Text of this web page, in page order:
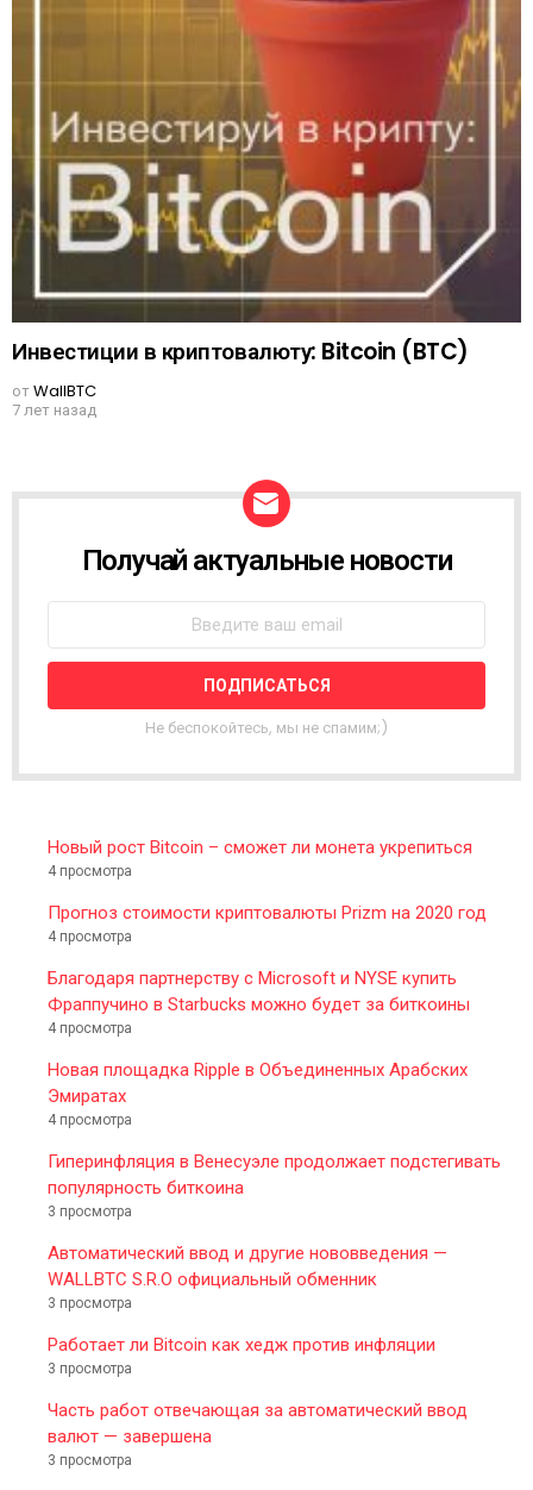
Инвестиции в криптовалюту: Bitcoin (BTC)
отWallBTC
7 лет назад
W
L
T
R
Получай актуальные новости
Не беспокойтесь, мы не спамим;)
Новый рост Bitcoin – сможет ли монета укрепиться
4 просмотра
Прогноз стоимости криптовалюты Prizm на 2020 год
4 просмотра
Благодаря партнерству с Microsoft и NYSE купить
Фраппучино в Starbucks можно будет за биткоины
4 просмотра
Новая площадка Ripple в Объединенных Арабских
Эмиратах
4 просмотра
Гиперинфляция в Венесуэле продолжает подстегивать
популярность биткоина
3 просмотра
Автоматический ввод и другие нововведения —
WALLBTC S.R.O официальный обменник
3 просмотра
Работает ли Bitcoin как хедж против инфляции
3 просмотра
Часть работ отвечающая за автоматический ввод
валют — завершена
3 просмотра